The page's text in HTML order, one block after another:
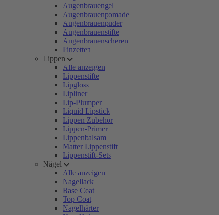
Augenbrauengel
Augenbrauenpomade
Augenbrauenpuder
Augenbrauenstifte
Augenbrauenscheren
Pinzetten
Lippen
Alle anzeigen
Lippenstifte
Lipgloss
Lipliner
Lip-Plumper
Liquid Lipstick
Lippen Zubehör
Lippen-Primer
Lippenbalsam
Matter Lippenstift
Lippenstift-Sets
Nägel
Alle anzeigen
Nagellack
Base Coat
Top Coat
Nagelhärter